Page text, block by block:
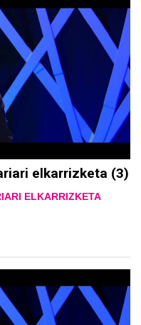
elkarrizketa (3)
ELKARRIZKETA